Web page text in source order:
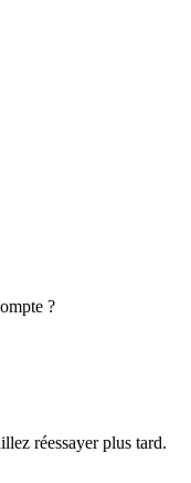
?
réessayer plus tard.